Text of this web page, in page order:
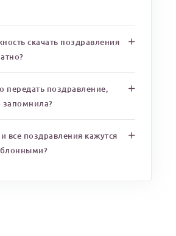
скачать поздравления
передать поздравление,
запомнила?
все поздравления кажутся